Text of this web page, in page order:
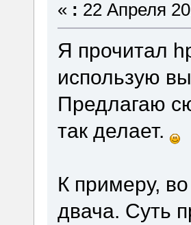
« : 22 Апреля
Я прочитал
использую
Предлагаю
так делает.
К примеру,
двача. Суть